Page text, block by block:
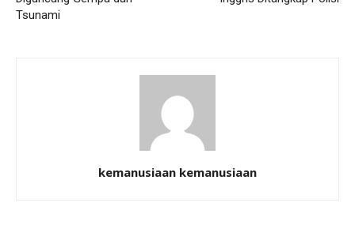
Tsunami
kemanusiaan kemanusiaan